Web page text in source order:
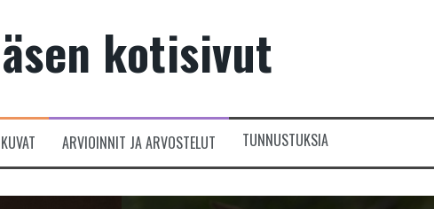
kotisivut
ARVIOINNIT JA ARVOSTELUT TUNNUSTUKSIA